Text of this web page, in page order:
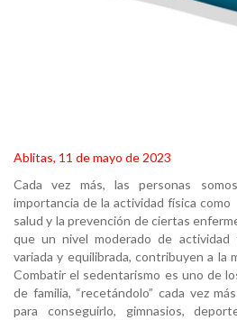
Ablitas, 11 de mayo de 2023
Cada vez más, las personas
importancia de la actividad física
salud y la prevención de ciertas
que un nivel moderado de
variada y equilibrada, contribuyen a la
Combatir el sedentarismo es uno de
de familia, “recetándolo” cada vez
para conseguirlo, gimnasios,